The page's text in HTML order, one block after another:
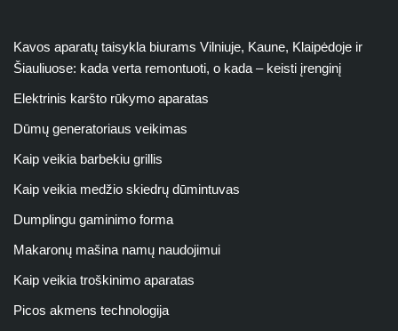
Kavos aparatų taisykla biurams Vilniuje, Kaune, Klaipėdoje ir
Šiauliuose: kada verta remontuoti, o kada – keisti įrenginį
Elektrinis karšto rūkymo aparatas
Dūmų generatoriaus veikimas
Kaip veikia barbekiu grillis
Kaip veikia medžio skiedrų dūmintuvas
Dumplingu gaminimo forma
Makaronų mašina namų naudojimui
Kaip veikia troškinimo aparatas
Picos akmens technologija